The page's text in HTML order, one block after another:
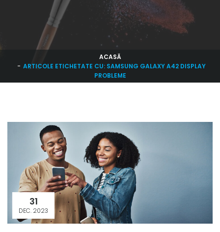
ACASĂ
ARTICOLE ETICHETATE CU: SAMSUNG GALAXY A42 DISPLAY
PROBLEME
31
DEC. 2023